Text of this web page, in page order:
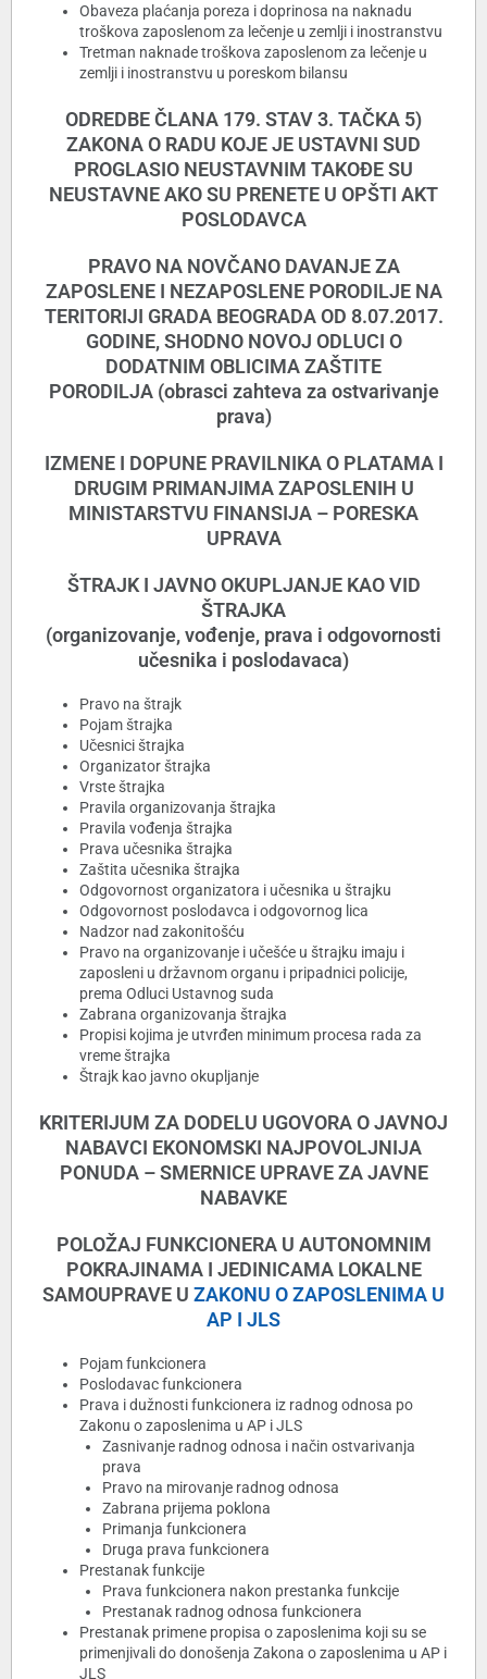
Obaveza plaćanja poreza i doprinosa na naknadu
troškova zaposlenom za lečenje u zemlji i inostranstvu
Tretman naknade troškova zaposlenom za lečenje u
zemlji i inostranstvu u poreskom bilansu
ODREDBE ČLANA 179. STAV 3. TAČKA 5)
ZAKONA O RADU KOJE JE USTAVNI SUD
PROGLASIO NEUSTAVNIM TAKOÐE SU
NEUSTAVNEAKO SU PRENETE U OPŠTI AKT
POSLODAVCA
PRAVO NA NOVČANO DAVANJE ZA
ZAPOSLENE I NEZAPOSLENE PORODILJE NA
TERITORIJI GRADA BEOGRADA OD 8.07.2017.
GODINE,SHODNO NOVOJ ODLUCI O
DODATNIM OBLICIMA ZAŠTITE
PORODILJA (obrasci zahteva za ostvarivanje
prava)
IZMENE I DOPUNE PRAVILNIKA O PLATAMA I
DRUGIM PRIMANJIMAZAPOSLENIH U
MINISTARSTVU FINANSIJA – PORESKA
UPRAVA
ŠTRAJK I JAVNO OKUPLJANJE KAO VID
ŠTRAJKA
(organizovanje, vođenje, prava i odgovornosti
učesnika i poslodavaca)
Pravo na štrajk
Pojam štrajka
Učesnici štrajka
Organizator štrajka
Vrste štrajka
Pravila organizovanja štrajka
Pravila vođenja štrajka
Prava učesnika štrajka
Zaštita učesnika štrajka
Odgovornost organizatora i učesnika u štrajku
Odgovornost poslodavca i odgovornog lica
Nadzor nad zakonitošću
Pravo na organizovanje i učešće u štrajku imaju i
zaposleni u državnom organu i pripadnici policije,
prema Odluci Ustavnog suda
Zabrana organizovanja štrajka
Propisi kojima je utvrđen minimum procesa rada za
vreme štrajka
Štrajk kao javno okupljanje
KRITERIJUM ZA DODELU UGOVORA O JAVNOJ
NABAVCI EKONOMSKI NAJPOVOLJNIJA
PONUDA – SMERNICE UPRAVE ZA JAVNE
NABAVKE
POLOŽAJ FUNKCIONERA U AUTONOMNIM
POKRAJINAMA I JEDINICAMA LOKALNE
SAMOUPRAVE U ZAKONU O ZAPOSLENIMA U
AP I JLS
Pojam funkcionera
Poslodavac funkcionera
Prava i dužnosti funkcionera iz radnog odnosa po
Zakonu o zaposlenima u AP i JLS
Zasnivanje radnog odnosa i način ostvarivanja
prava
Pravo na mirovanje radnog odnosa
Zabrana prijema poklona
Primanja funkcionera
Druga prava funkcionera
Prestanak funkcije
Prava funkcionera nakon prestanka funkcije
Prestanak radnog odnosa funkcionera
Prestanak primene propisa o zaposlenima koji su se
primenjivali do donošenja Zakona o zaposlenima u AP i
JLS